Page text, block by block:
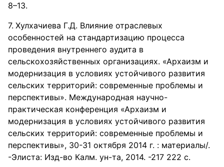
8–13.
Хулхачиева Г.Д. Влияние отраслевых
особенностей на стандартизацию процесса
проведения внутреннего аудита в
сельскохозяйственных организациях. «Архаизм и
модернизация в условиях устойчивого развития
сельских территорий: современные проблемы и
перспективы». Международная научно-
практическая конференция «Архаизм и
модернизация в условиях устойчивого развития
сельских территорий: современные проблемы и
перспективы», 30-31 октября 2014 г. : материалы/.
-Элиста: Изд-во Калм. ун-та, 2014. -217 222 с.